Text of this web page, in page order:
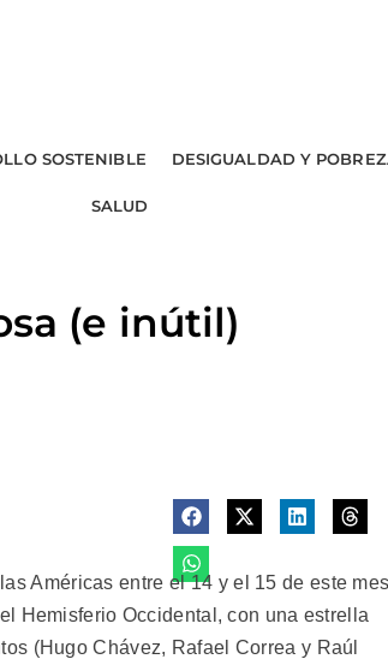
SOSTENIBLE DESIGUALDAD Y
SALUD
(e inútil)
Américas entre el 14 y el 15 de este
Hemisferio Occidental, con una estrella
(Hugo Chávez, Rafael Correa y Raúl